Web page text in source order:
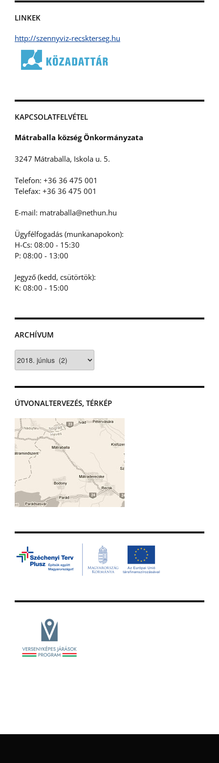
LINKEK
http://szennyviz-recskterseg.hu
KAPCSOLATFELVÉTEL
Mátraballa község Önkormányzata
3247 Mátraballa, Iskola u. 5.
Telefon: +36 36 475 001
Telefax: +36 36 475 001
E-mail: matraballa@nethun.hu
Ügyfélfogadás (munkanapokon):
H-Cs: 08:00 - 15:30
P: 08:00 - 13:00
Jegyző (kedd, csütörtök):
K: 08:00 - 15:00
ARCHÍVUM
ÚTVONALTERVEZÉS, TÉRKÉP